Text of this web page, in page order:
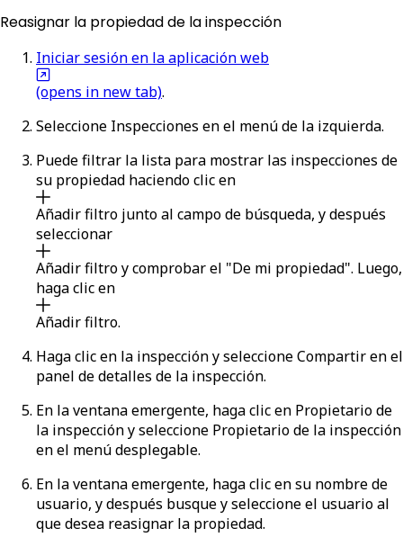
Reasignar la propiedad de la inspección
Iniciar sesión en la aplicación web
(opens in new tab).
Seleccione Inspecciones en el menú de la izquierda.
Puede filtrar la lista para mostrar las inspecciones de
su propiedad haciendo clic en
Añadir filtro junto al campo de búsqueda, y después
seleccionar
Añadir filtroy comprobar el "De mi propiedad". Luego,
haga clic en
Añadir filtro.
Haga clic en la inspección y seleccioneCompartiren el
panel de detalles de la inspección.
En la ventana emergente, haga clic en Propietario de
la inspeccióny seleccione Propietario de la inspección
en el menú desplegable.
En la ventana emergente, haga clic en su nombre de
usuario, y después busque y seleccione el usuario al
que desea reasignar la propiedad.